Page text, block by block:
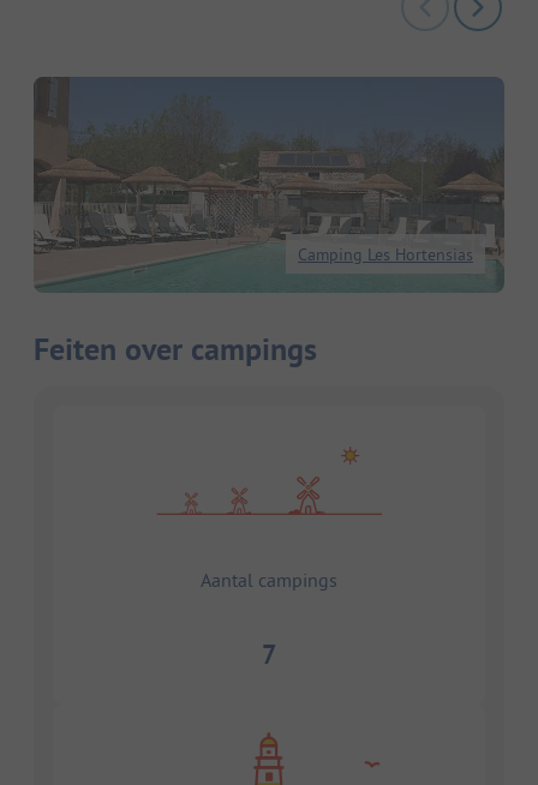
Camping Les Hortensias
Feiten over campings
Aantal campings
7